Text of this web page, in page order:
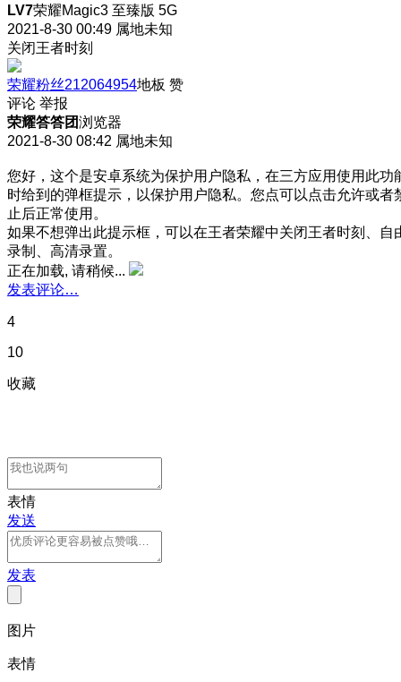
LV7荣耀Magic3 至臻版 5G
2021-8-30 00:49 属地未知
关闭王者时刻
荣耀粉丝212064954地板 赞
评论 举报
荣耀答答团浏览器
2021-8-30 08:42 属地未知
您好，这个是安卓系统为保护用户隐私，在三方应用使用此功
时给到的弹框提示，以保护用户隐私。您点可以点击允许或者
止后正常使用。
如果不想弹出此提示框，可以在王者荣耀中关闭王者时刻、自
录制、高清录置。
正在加载, 请稍候...
发表评论…
4
10
收藏
表情
发送
发表
图片
表情